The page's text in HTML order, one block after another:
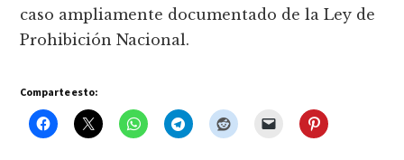
caso ampliamente documentado de la Ley de
Prohibición Nacional.
Comparte esto: